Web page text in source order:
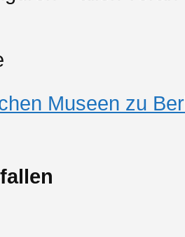
Museen zu